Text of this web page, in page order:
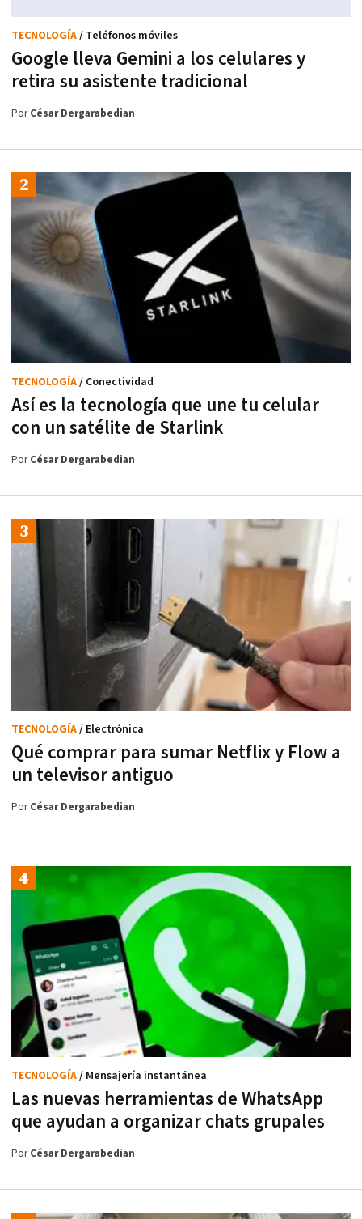
Google lleva Gemini a los celulares y
retira su asistente tradicional
TECNOLOGÍA/ Teléfonos móviles
PorCésar Dergarabedian
Así es la tecnología que une tu celular
con un satélite de Starlink
TECNOLOGÍA/ Conectividad
PorCésar Dergarabedian
Qué comprar para sumar Netflix y Flow a
un televisor antiguo
TECNOLOGÍA/ Electrónica
PorCésar Dergarabedian
Las nuevas herramientas de WhatsApp
que ayudan a organizar chats grupales
TECNOLOGÍA/ Mensajería instantánea
PorCésar Dergarabedian